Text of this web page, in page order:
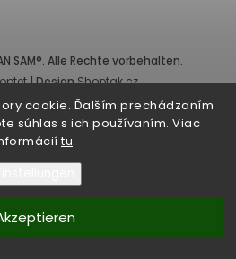
cookie. Ďalším prechádzaním
súhlas s ich používaním. Viac
tu.
SAM®. Alle Rechte vorbehalten.
| DesignShoptak.cz